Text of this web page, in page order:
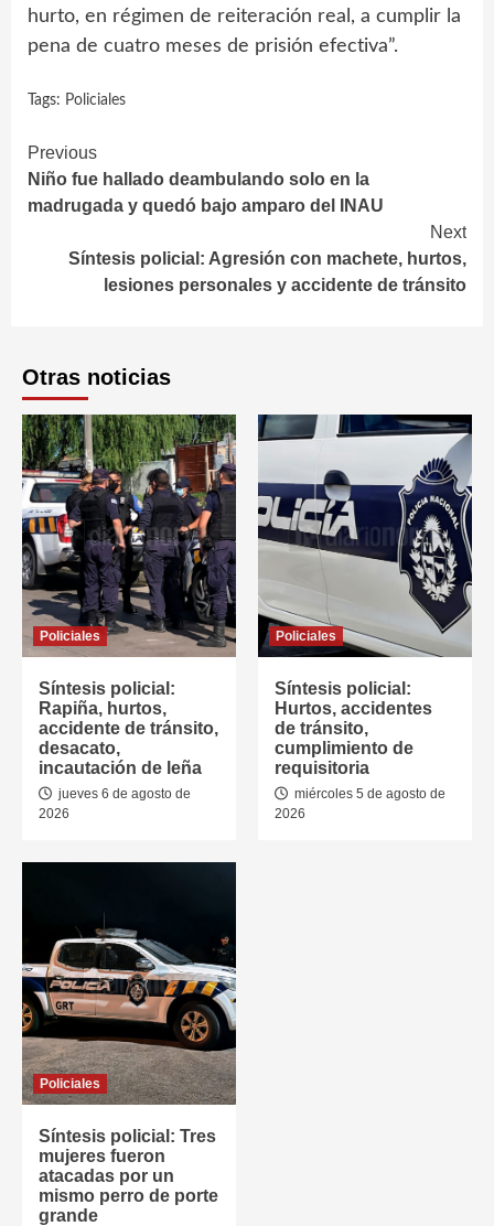
hurto, en régimen de reiteración real, a cumplir la
pena de cuatro meses de prisión efectiva”.
Tags: Policiales
Continue
Reading
Previous
Niño fue hallado deambulando solo en la
madrugada y quedó bajo amparo del INAU
Next
Síntesis policial: Agresión con machete, hurtos,
lesiones personales y accidente de tránsito
Otras noticias
Policiales
Síntesis policial:
Rapiña, hurtos,
accidente de tránsito,
desacato,
incautación de leña
jueves 6 de agosto de
2026
Policiales
Síntesis policial:
Hurtos, accidentes
de tránsito,
cumplimiento de
requisitoria
miércoles 5 de agosto de
2026
Policiales
Síntesis policial: Tres
mujeres fueron
atacadas por un
mismo perro de porte
grande